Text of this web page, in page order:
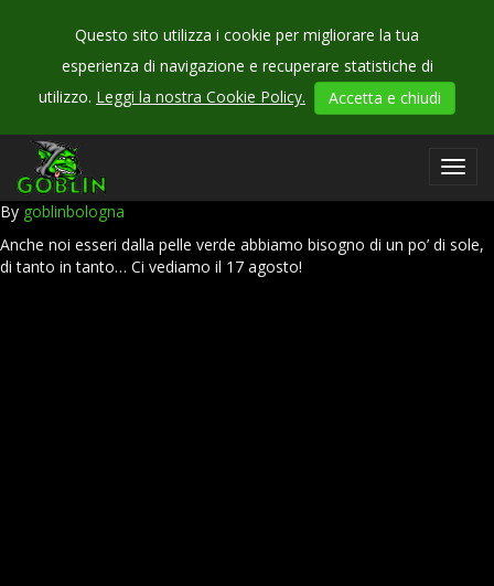
Questo sito utilizza i cookie per migliorare la tua
esperienza di navigazione e recuperare statistiche di
utilizzo. Leggi la nostra Cookie Policy. Accetta e chiudi
Tag:Ferie
CHIUSURA PER FERIE
30 Luglio 2020
By goblinbologna
Anche noi esseri dalla pelle verde abbiamo bisogno di un po’ di sole,
di tanto in tanto… Ci vediamo il 17 agosto!